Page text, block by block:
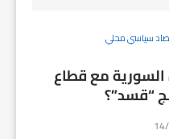
سياسي محلي
مع قطاع
“قسد”؟